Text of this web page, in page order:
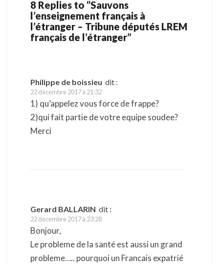
8 Replies to “Sauvons
l’enseignement français à
l’étranger – Tribune députés LREM
français de l’étranger”
Philippe de boissieu dit :
22 décembre 2017 à 21:32
1) qu’appelez vous force de frappe?
2)qui fait partie de votre equipe soudee?
Merci
Gerard BALLARIN dit :
22 décembre 2017 à 23:28
Bonjour,
Le probleme de la santé est aussi un grand
probleme….. pourquoi un Francais expatrié